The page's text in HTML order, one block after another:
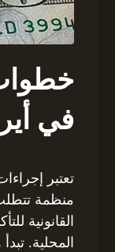
في
تعتبر
منظمة
القانونية
المحلية.